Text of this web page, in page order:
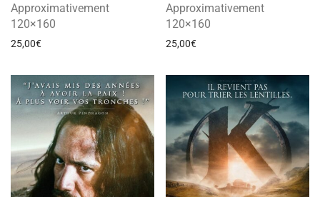
Approximativement
120×160
25,00€
Approximativement
120×160
25,00€